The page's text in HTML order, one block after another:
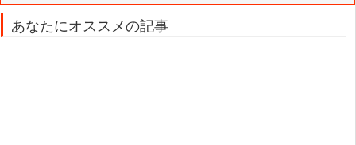
あなたにオススメの記事